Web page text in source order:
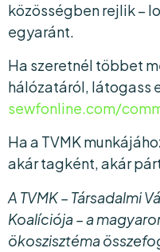
közösségben rejlik –
egyaránt.
Ha szeretnél többet
hálózatáról, látogass
sewfonline.com/
Ha a TVMK
akár tagként, akár
A TVMK – Társadalmi
Koalíciója – a
ökoszisztéma